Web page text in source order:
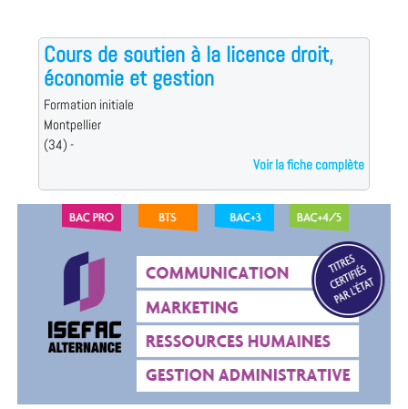
Cours de soutien à la licence droit,
économie et gestion
Formation initiale
Montpellier
(34) -
Voir la fiche complète